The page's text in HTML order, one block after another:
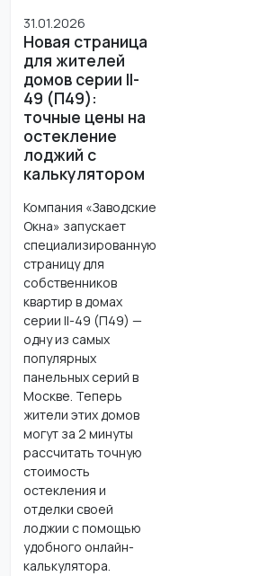
31.01.2026
Новая страница
для жителей
домов серии II-
49 (П49):
точные цены на
остекление
лоджий с
калькулятором
Компания «Заводские
Окна» запускает
специализированную
страницу для
собственников
квартир в домах
серии II-49 (П49) —
одну из самых
популярных
панельных серий в
Москве. Теперь
жители этих домов
могут за 2 минуты
рассчитать точную
стоимость
остекления и
отделки своей
лоджии с помощью
удобного онлайн-
калькулятора.